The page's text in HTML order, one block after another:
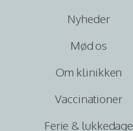
Nyheder
Mød os
Om klinikken
Vaccinationer
Ferie & lukkedage